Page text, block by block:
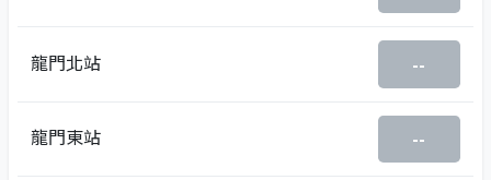
龍門北站 --
龍門東站 --